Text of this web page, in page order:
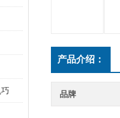
产品介绍：
品牌